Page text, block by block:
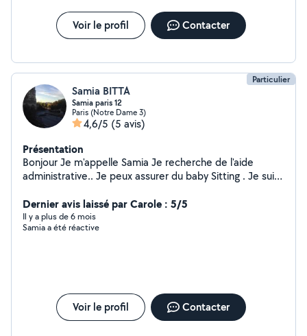
Voir le profil Contacter
Particulier
Samia BITTA
Samia paris 12
Paris (Notre Dame 3)
4,6/5 (5 avis)
Présentation
Bonjour Je m'appelle Samia Je recherche de l'aide
administrative.. Je peux assurer du baby Sitting . Je suis
à votre domicile. Je peux assurer du dog sitting . Je
peux également conduire une voiture et un 22 M3.
Merci
Dernier avis laissé par Carole : 5/5
Il y a plus de 6 mois
Samia a été réactive
Voir le profil Contacter